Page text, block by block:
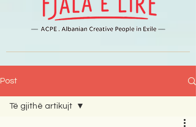
Post
Të gjithë artikujt